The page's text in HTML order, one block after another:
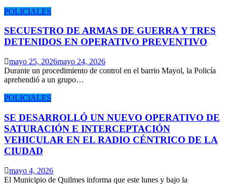
POLICIALES
SECUESTRO DE ARMAS DE GUERRA Y TRES
DETENIDOS EN OPERATIVO PREVENTIVO
mayo 25, 2026mayo 24, 2026
Durante un procedimiento de control en el barrio Mayol, la Policía
aprehendió a un grupo…
POLICIALES
SE DESARROLLÓ UN NUEVO OPERATIVO DE
SATURACIÓN E INTERCEPTACIÓN
VEHICULAR EN EL RADIO CÉNTRICO DE LA
CIUDAD
mayo 4, 2026
El Municipio de Quilmes informa que este lunes y bajo la